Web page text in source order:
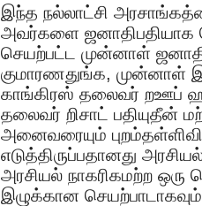
இந்த நல்லாட்சி
அவர்களை ஜனாதிபதியாக
செயற்பட்ட முன்னாள்
குமாரணதுங்க, முன்னாள்
காங்கிரஸ் தலைவர் றஊப்
தலைவர் றிசாட்
அனைவரையும்
எடுத்திருப்பதானது
அரசியல் நாகரிகமற்ற ஒரு
இழுக்கான